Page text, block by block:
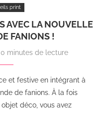
print
AVEC LA NOUVELLE
FANIONS !
0 minutes de lecture
et festive en intégrant à
de fanions. À la fois
déco, vous avez